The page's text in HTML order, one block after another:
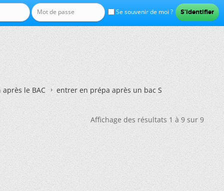
Se souvenir de moi ?
le BAC entrer en prépa après un bac S
Affichage des résultats 1 à 9 sur 9